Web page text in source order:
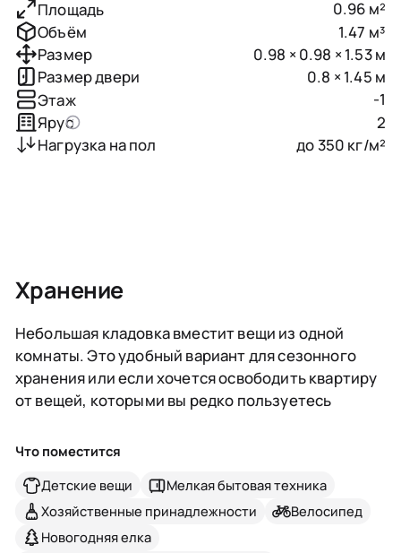
Площадь
0.96 м²
Объём
1.47 м³
Размер
0.98 × 0.98 × 1.53 м
Размер двери
0.8 × 1.45 м
Этаж
-1
Ярус
2
Нагрузка на пол
до 350 кг/м²
Хранение
Небольшая кладовка вместит вещи из одной
комнаты. Это удобный вариант для сезонного
хранения или если хочется освободить квартиру
от вещей, которыми вы редко пользуетесь
Что поместится
Детские вещи
Мелкая бытовая техника
Хозяйственные принадлежности
Велосипед
Новогодняя елка